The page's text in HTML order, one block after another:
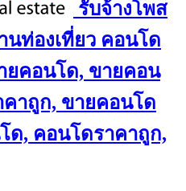
รับจ้างโพส
นท่องเที่ยว คอนโด
ยคอนโด, ขายคอน
าถูก, ขายคอนโด
ด, คอนโดราคาถูก,